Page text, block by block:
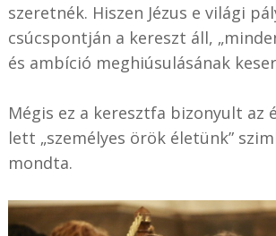
szeretnék. Hiszen Jézus e világi
csúcspontján a kereszt áll,
és ambíció meghiúsulásának
Mégis ez a keresztfa bizonyult az
lett „személyes örök életünk”
mondta.